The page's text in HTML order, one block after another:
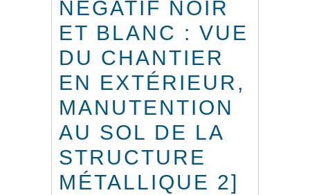
NÉGATIF NOIR
ET BLANC : VUE
DU CHANTIER
EN EXTÉRIEUR,
MANUTENTION
AU SOL DE LA
STRUCTURE
MÉTALLIQUE 2]